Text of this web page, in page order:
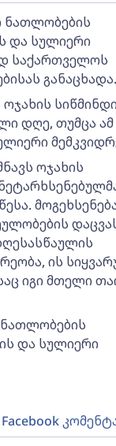
ნათლობების
და სულიერი
საქართველოს
განაცხადა.
დღე, თუმცა ამ
ოჯახის
ის
იგი მთელი
და სულიერი
Facebook